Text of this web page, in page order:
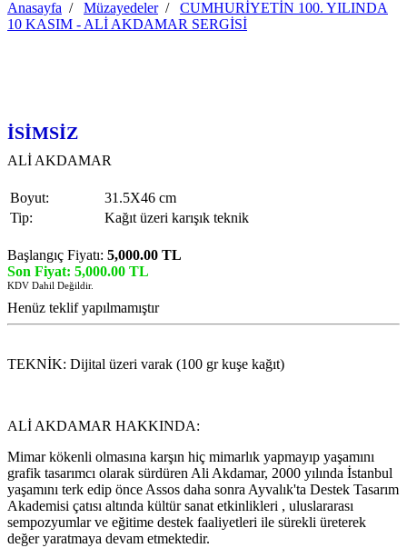
Anasayfa / Müzayedeler/ CUMHURİYETİN 100. YILINDA
10 KASIM - ALİ AKDAMAR SERGİSİ
İSİMSİZ
ALİ AKDAMAR
Boyut:
31.5X46 cm
Tip:
Kağıt üzeri karışık teknik
Başlangıç Fiyatı: 5,000.00 TL
Son Fiyat: 5,000.00 TL
KDV Dahil Değildir.
Henüz teklif yapılmamıştır
TEKNİK: Dijital üzeri varak (100 gr kuşe kağıt)
ALİ AKDAMAR HAKKINDA:
Mimar kökenli olmasına karşın hiç mimarlık yapmayıp yaşamını
grafik tasarımcı olarak sürdüren Ali Akdamar, 2000 yılında İstanbul
yaşamını terk edip önce Assos daha sonra Ayvalık'ta Destek Tasarım
Akademisi çatısı altında kültür sanat etkinlikleri , uluslararası
sempozyumlar ve eğitime destek faaliyetleri ile sürekli üreterek
değer yaratmaya devam etmektedir.